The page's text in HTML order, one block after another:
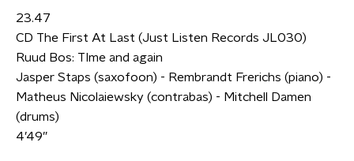
23.47
CD The First At Last (Just Listen Records JL030)
Ruud Bos: TIme and again
Jasper Staps (saxofoon) - Rembrandt Frerichs (piano) -
Matheus Nicolaiewsky (contrabas) - Mitchell Damen
(drums)
4’49”